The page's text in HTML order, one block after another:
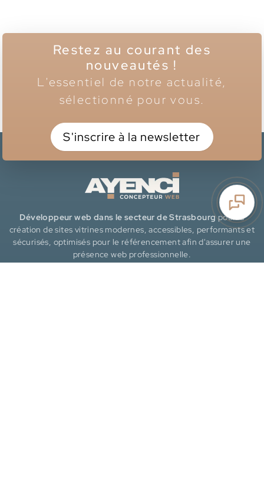
Restez au courant des
nouveautés !
L'essentiel de notre actualité,
sélectionné pour vous.
S'inscrire à la newsletter
Développeur web dans le secteur de Strasbourgpour la
création de sites vitrines modernes, accessibles, performants et
sécurisés, optimisés pour le référencement afin d'assurer une
présence web professionnelle.